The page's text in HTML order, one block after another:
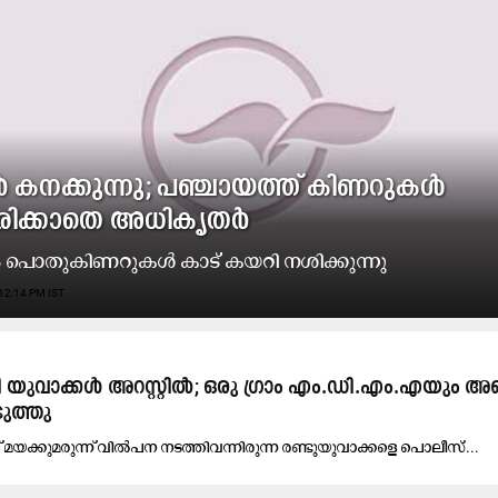
കനക്കുന്നു; പഞ്ചായത്ത് കിണറുകൾ
അധികൃതർ
പൊതുകിണറുകൾ കാട് കയറി നശിക്കുന്നു
PM IST
അറസ്റ്റിൽ; ഒ​രു ഗ്രാം ​എം.​ഡി.​എം.​എ​യും
മ​യ​ക്കു​മ​രു​ന്ന് വി​ൽ​പ​ന ന​ട​ത്തി​വ​ന്നി​രു​ന്ന ര​ണ്ടു​യു​വാ​ക്ക​ളെ പൊ​ലീ​സ്​...